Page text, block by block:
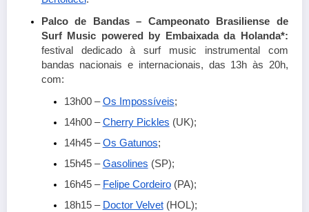
Palco de Bandas – Campeonato Brasiliense de
festival dedicado à surf music instrumental com
bandas nacionais e internacionais, das 13h às 20h,
com:
13h00 – Os Impossíveis;
14h00 – Cherry Pickles (UK);
14h45 – Os Gatunos;
15h45 – Gasolines (SP);
16h45 – Felipe Cordeiro (PA);
18h15 – Doctor Velvet (HOL);